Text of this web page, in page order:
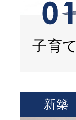
子育
新築